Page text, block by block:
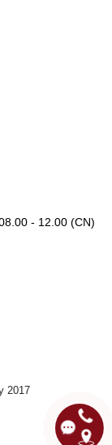
- 12.00 (CN)
2017